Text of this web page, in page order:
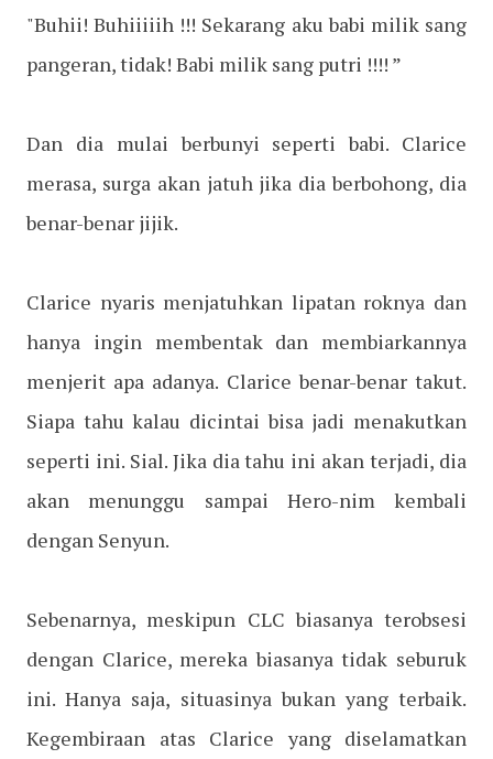
"Buhii! Buhiiiiih !!! Sekarang aku babi milik sang
pangeran, tidak! Babi milik sang putri !!!! ”
Dan dia mulai berbunyi seperti babi. Clarice
merasa, surga akan jatuh jika dia berbohong, dia
benar-benar jijik.
Clarice nyaris menjatuhkan lipatan roknya dan
hanya ingin membentak dan membiarkannya
menjerit apa adanya. Clarice benar-benar takut.
Siapa tahu kalau dicintai bisa jadi menakutkan
seperti ini. Sial. Jika dia tahu ini akan terjadi, dia
akan menunggu sampai Hero-nim kembali
dengan Senyun.
Sebenarnya, meskipun CLC biasanya terobsesi
dengan Clarice, mereka biasanya tidak seburuk
ini. Hanya saja, situasinya bukan yang terbaik.
Kegembiraan atas Clarice yang diselamatkan